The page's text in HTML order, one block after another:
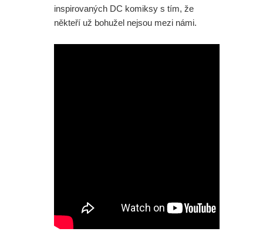
Spider-Man: Zbrusu nový den - Film
úspěch filmu
inspirovaných DC komiksy s tím, že
někteří už bohužel nejsou mezi námi.